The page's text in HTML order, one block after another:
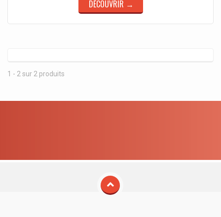
DÉCOUVRIR →
1 - 2 sur 2 produits